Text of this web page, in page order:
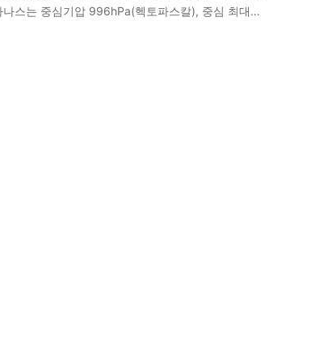
스는 중심기압 996hPa(헥토파스칼), 중심 최대풍